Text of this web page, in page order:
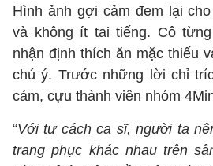
Hình ảnh gợi cảm đem lại
và không ít tai tiếng. Cô
nhận định thích ăn mặc thiếu
chú ý. Trước những lời chỉ
cảm, cựu thành viên nhóm
“Với tư cách ca sĩ, người ta
trang phục khác nhau trên